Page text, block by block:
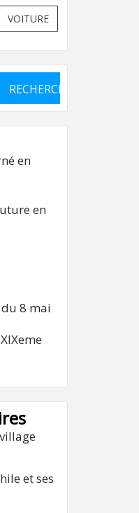
VOITURE
en
en
8 mai
et ses